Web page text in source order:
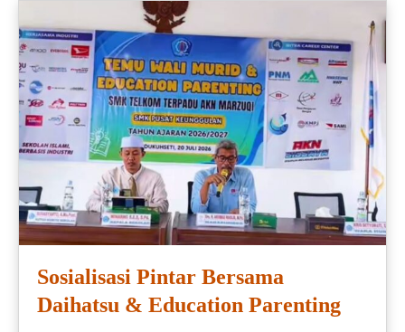
Sosialisasi Pintar Bersama
Daihatsu & Education Parenting